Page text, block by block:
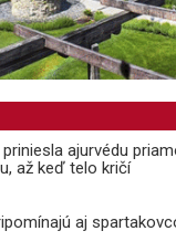
priniesla ajurvédu
až keď telo kričí
aj